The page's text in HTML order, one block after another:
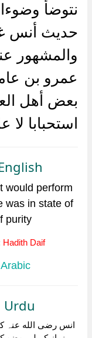
نتوضأ
حديث أنس
والمشهور
عمرو بن
بعض أهل
استحبابا
would perform
was in state of
purity
Hadith Daif
Urdu
انس رضی الله عنہ